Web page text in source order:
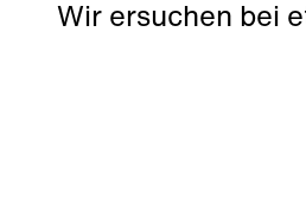
Wir ersuchen bei